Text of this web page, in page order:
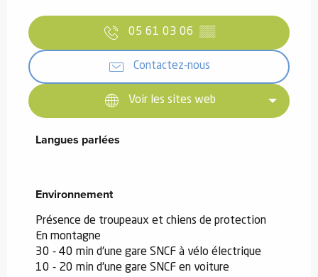
05 61 03 06 ▒▒
Contactez-nous
Voir les sites web
Langues parlées
Langues parlées
Environnement
Environnement
Présence de troupeaux et chiens de protection
En montagne
30 - 40 min d'une gare SNCF à vélo électrique
10 - 20 min d'une gare SNCF en voiture